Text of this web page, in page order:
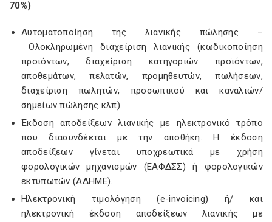
70%)
Αυτοματοποίηση της λιανικής πώλησης –
Ολοκληρωμένη διαχείριση λιανικής (κωδικοποίηση
προϊόντων, διαχείριση κατηγοριών προϊόντων,
αποθεμάτων, πελατών, προμηθευτών, πωλήσεων,
διαχείριση πωλητών, προσωπικού και καναλιών/
σημείων πώλησης κλπ).
Έκδοση αποδείξεων λιανικής με ηλεκτρονικό τρόπο
που διασυνδέεται με την αποθήκη. Η έκδοση
αποδείξεων γίνεται υποχρεωτικά με χρήση
φορολογικών μηχανισμών (ΕΑΦΔΣΣ) ή φορολογικών
εκτυπωτών (ΑΔΗΜΕ).
Ηλεκτρονική τιμολόγηση (e-invoicing) ή/ και
ηλεκτρονική έκδοση αποδείξεων λιανικής με